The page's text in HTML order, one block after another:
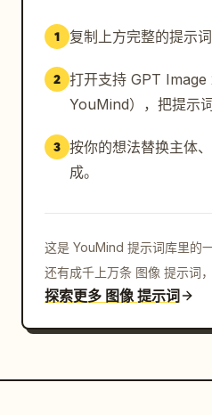
1 复制上方完整的提示词
2 打开支持 GPT Image
YouMind），把提示
3 按你的想法替换主体
成。
这是 YouMind 提示词库里的
还有成千上万条 图像 提示词
探索更多 图像 提示词